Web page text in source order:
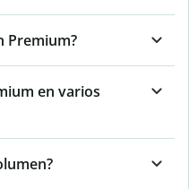
Premium?
en varios